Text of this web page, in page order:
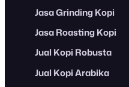
Jasa Grinding Kopi
Jasa Roasting Kopi
Jual Kopi Robusta
Jual Kopi Arabika